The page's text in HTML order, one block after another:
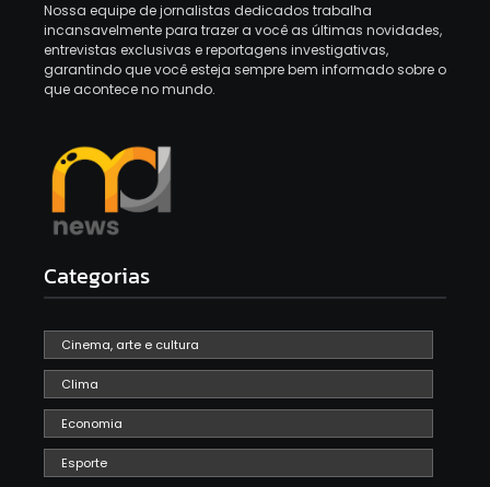
Nossa equipe de jornalistas dedicados trabalha
incansavelmente para trazer a você as últimas novidades,
entrevistas exclusivas e reportagens investigativas,
garantindo que você esteja sempre bem informado sobre o
que acontece no mundo.
Categorias
Cinema, arte e cultura
Clima
Economia
Esporte